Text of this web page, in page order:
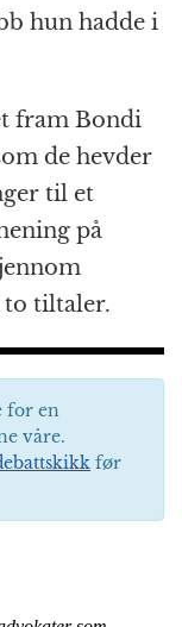
hun hadde i
fram Bondi
de hevder
til et
på
to tiltaler.
for en
våre.
før